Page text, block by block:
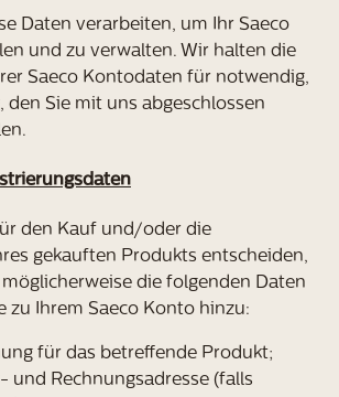
Daten verarbeiten, um Ihr Saeco
und zu verwalten. Wir halten die
Saeco Kontodaten für notwendig,
den Sie mit uns abgeschlossen
den Kauf und/oder die
gekauften Produkts entscheiden,
die folgenden Daten
zu Ihrem Saeco Konto hinzu:
für das betreffende Produkt;
und Rechnungsadresse (falls